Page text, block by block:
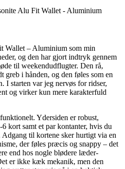
Wallet – Aluminium som min
og den har gjort indtryk gennem
til weekendudflugter. Den rå,
greb i hånden, og den føles som en
I starten var jeg nervøs for ridser,
og virker kun mere karakterfuld
Ydersiden er robust,
kort samt et par kontanter, hvis du
til kortene sker hurtigt via en
der føles præcis og snappy – det
end hos nogle blødere læder-
er ikke kæk mekanik, men den